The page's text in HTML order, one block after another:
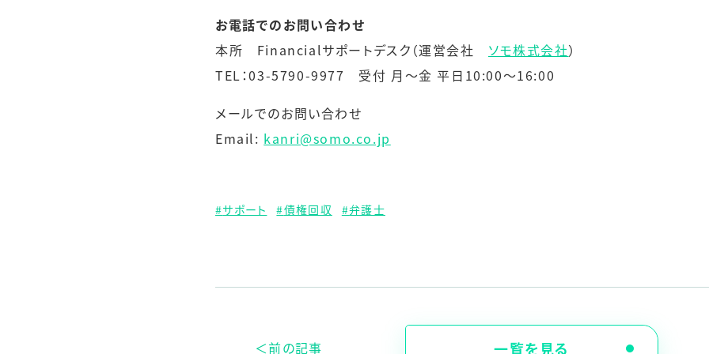
お電話でのお問い合わせ
本所 Financialサポートデスク（運営会社 ソモ株式会社）
TEL：03-5790-9977 受付 月〜金 平日10:00〜16:00
メールでのお問い合わせ
Email: kanri@somo.co.jp
サポート 債権回収 弁護士
＜前の記事 一覧を見る